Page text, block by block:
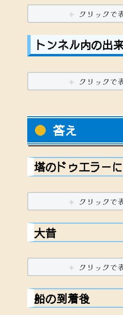
クリックで
トンネル内の出
クリックで
答え
塔のドゥエラー
クリックで
大昔
クリックで
船の到着後